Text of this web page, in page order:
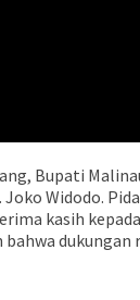
Bupati
Widodo.
kasih